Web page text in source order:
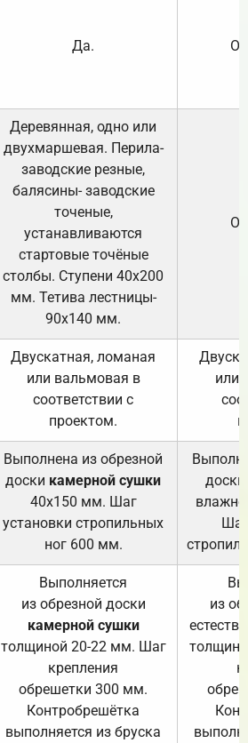
Да.
Деревянная, одно или
двухмаршевая. Перила-
заводские резные,
балясины- заводские
точеные,
устанавливаются
стартовые точёные
столбы. Ступени 40х200
мм. Тетива лестницы-
90х140 мм.
Двускатная, ломаная
или вальмовая в
соответствии с
проектом.
или
Выполнена из обрезной
доски камерной сушки
40х150 мм. Шаг
установки стропильных
ног 600 мм.
доски
Выполняется
из обрезной доски
камерной сушки
толщиной 20-22 мм. Шаг
крепления
обрешетки 300 мм.
Контробрешётка
выполняется из бруска
из